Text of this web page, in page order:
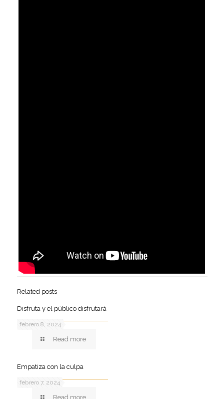
Related posts
febrero 8, 2024
Disfruta y el público disfrutará
Read more
febrero 7, 2024
Empatiza con la culpa
Read more